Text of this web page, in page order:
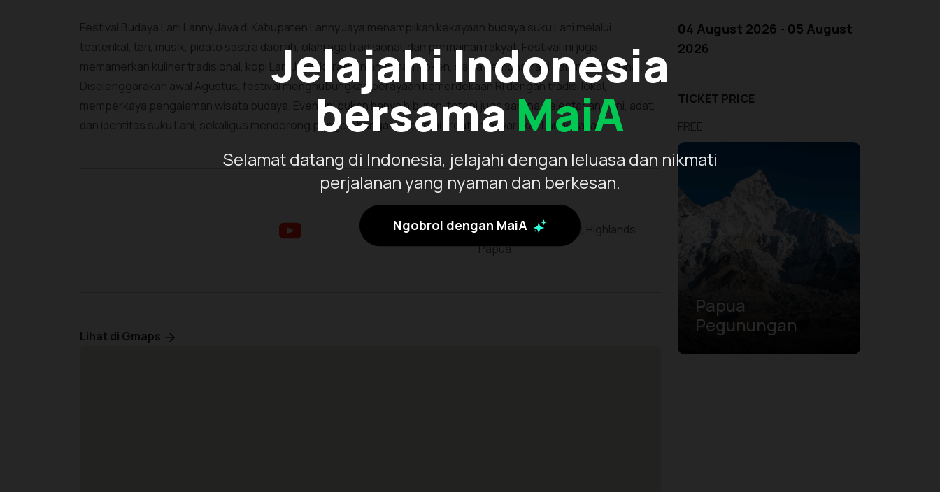
Jelajahi Indonesia
bersamaMaiA
Selamat datang di Indonesia, jelajahi dengan leluasa dan nikmati
perjalanan yang nyaman dan berkesan.
Ngobrol dengan MaiA
Festival Budaya Lani Lanny Jaya di Kabupaten Lanny Jaya menampilkan kekayaan budaya suku Lani melalui
teaterikal, tari, musik, pidato sastra daerah, olahraga tradisional, dan permainan rakyat. Festival ini juga
memamerkan kuliner tradisional, kopi Lani Jaya, kerajinan anyaman Noken, serta demonstrasi garam tradisional.
Diselenggarakan awal Agustus, festival menghubungkan perayaan kemerdekaan RI dengan tradisi lokal,
memperkaya pengalaman wisata budaya. Event ini bukan hanya hiburan, tetapi juga sarana pelestarian seni, adat,
dan identitas suku Lani, sekaligus mendorong pengembangan ekonomi kreatif masyarakat Lanny Jaya.
Lanny Jaya Regency, Highlands
Papua
Lihat di Gmaps
04 August 2026 - 05 August
2026
TICKET PRICE
FREE
Papua
Pegunungan